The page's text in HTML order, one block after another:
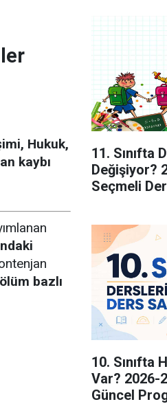
Hukuk,
kaybı
bazlı
11. Sınıfta
Değişiyor?
Seçmeli
10. Sınıfta
Var? 2026-
Güncel